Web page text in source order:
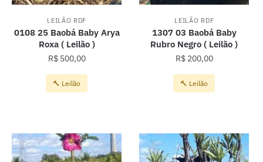
LEILÃO RDF
0108 25 Baobá Baby Arya
Roxa ( Leilão )
R$500,00
🔨 Leilão
LEILÃO RDF
1307 03 Baobá Baby
Rubro Negro ( Leilão )
R$200,00
🔨 Leilão